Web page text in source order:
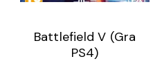
Battlefield V (Gra
PS4)